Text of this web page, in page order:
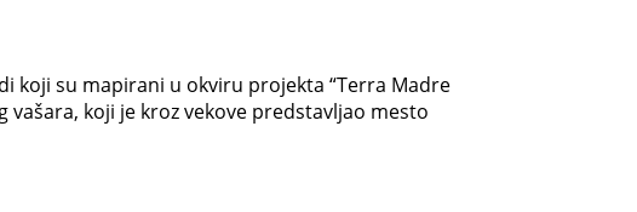
koji su mapirani u okviru projekta “Terra Madre
koji je kroz vekove predstavljao mesto